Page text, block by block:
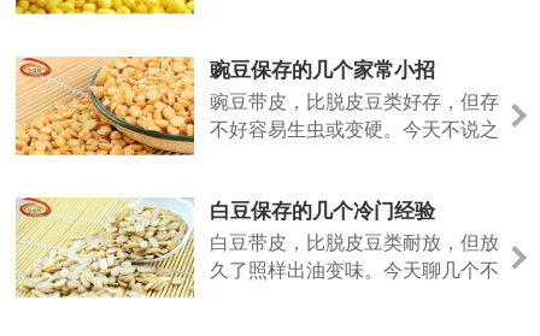
豌豆保存的几个家常小招
豌豆带皮，比脱皮豆类好存，但存
不好容易生虫或变硬。今天不说之
白豆保存的几个冷门经验
白豆带皮，比脱皮豆类耐放，但放
久了照样出油变味。今天聊几个不